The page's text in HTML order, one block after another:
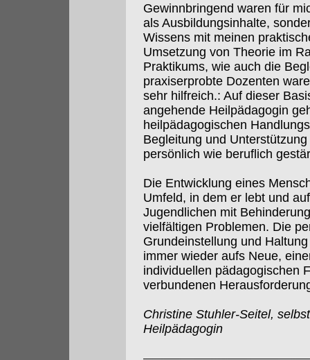
Gewinnbringend waren für
als Ausbildungsinhalte,
Wissens mit meinen
Umsetzung von Theorie im
Praktikums, wie auch die
praxiserprobte Dozenten
sehr hilfreich.: Auf dieser
angehende Heilpädagogin
heilpädagogischen
Begleitung und
persönlich wie beruflich
Die Entwicklung eines
Umfeld, in dem er lebt und
Jugendlichen mit
vielfältigen Problemen. Die
Grundeinstellung und
immer wieder aufs Neue,
individuellen pädagogischen
verbundenen
Christine Stuhler-Seitel,
Heilpädagogin